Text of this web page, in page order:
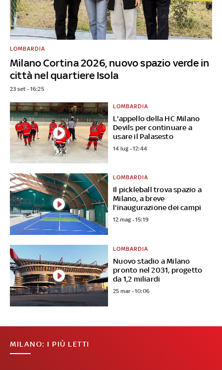
Milano Cortina 2026, nuovo spazio verde in
città nel quartiere Isola
LOMBARDIA
23 set - 16:25
L'appello della HC Milano
Devils per continuare a
usare il Palasesto
LOMBARDIA
14 lug - 12:44
Il pickleball trova spazio a
Milano, a breve
l'inaugurazione dei campi
LOMBARDIA
12 mag - 15:19
Nuovo stadio a Milano
pronto nel 2031, progetto
da 1,2 miliardi
LOMBARDIA
25 mar - 10:06
MILANO: I PIÙ LETTI